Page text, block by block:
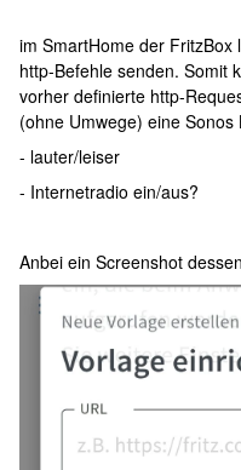
im SmartHome der FritzBox
http-Befehle senden. Somit
vorher definierte http-
(ohne Umwege) eine
- lauter/leiser
- Internetradio ein/aus?
Anbei ein Screenshot